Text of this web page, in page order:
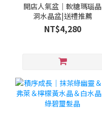
開店人氣盆｜軟糖瑪瑙晶
洞水晶盆|送禮推薦
NT$4,280